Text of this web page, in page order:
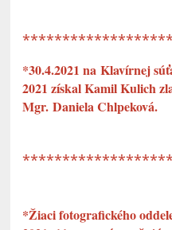
*30.4.2021 na Klavírnej
2021 získal Kamil Kulich
Mgr. Daniela Chlpeková.
*Žiaci fotografického